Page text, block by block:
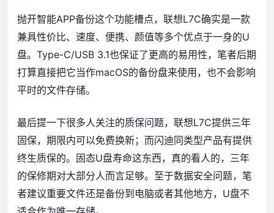
抛开智能APP备份这个功能槽点，联想L7C确实是一款
兼具性价比、速度、便携、颜值等多个优点于一身的U
盘。Type-C/USB 3.1也保证了更高的易用性，笔者后期
打算直接把它当作macOS的备份盘来使用，也不会影响
平时的文件存储。
最后提一下很多人关注的质保问题，联想L7C提供三年
固保，期限内可以免费换新；而闪迪同类型产品有提供
终生质保的。固态U盘寿命这东西，真的看人的，三年
的保修期对大部分人而言足够。至于数据安全问题，笔
者建议重要文件还是备份到电脑或者其他地方，U盘不